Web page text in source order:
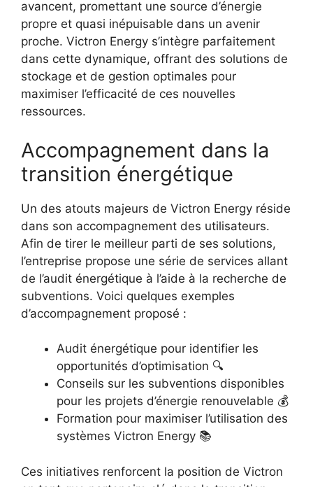
avancent, promettant une source d’énergie
propre et quasi inépuisable dans un avenir
proche. Victron Energy s’intègre parfaitement
dans cette dynamique, offrant des solutions de
stockage et de gestion optimales pour
maximiser l’efficacité de ces nouvelles
ressources.
Accompagnement dans la
transition énergétique
Un des atouts majeurs de Victron Energy réside
dans son accompagnement des utilisateurs.
Afin de tirer le meilleur parti de ses solutions,
l’entreprise propose une série de services allant
de l’audit énergétique à l’aide à la recherche de
subventions. Voici quelques exemples
d’accompagnement proposé :
Audit énergétique pour identifier les
opportunités d’optimisation 🔍
Conseils sur les subventions disponibles
pour les projets d’énergie renouvelable 💰
Formation pour maximiser l’utilisation des
systèmes Victron Energy 📚
Ces initiatives renforcent la position de Victron